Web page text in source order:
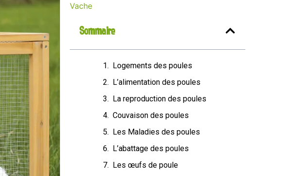
Vache
Sommaire
Logements des poules
L’alimentation des poules
La reproduction des poules
Couvaison des poules
Les Maladies des poules
L’abattage des poules
Les œufs de poule